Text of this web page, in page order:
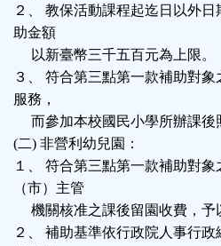
２、 教保活動課程起迄日以外
助金額
以新臺幣三千五百元為上限。
３、 符合第三點第一款補助對
服務，
而參加本校國民小學所辦課後
(二) 非營利幼兒園：
１、 符合第三點第一款補助對
（市）主管
機關核准之課後留園收費，予
２、 補助基準依行政院人事行